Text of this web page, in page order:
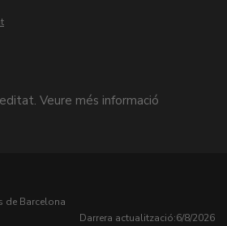
de Barcelona
Darrera actualització:6/8/2026